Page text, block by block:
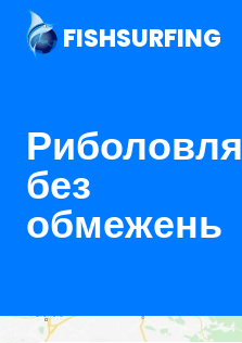
FISHSURFING
Риболовля
без
обмежень